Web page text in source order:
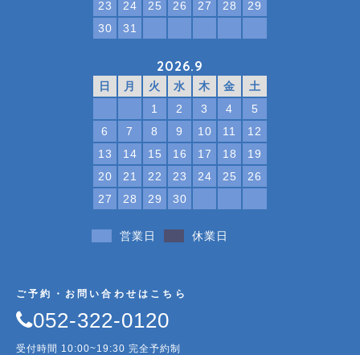
23
24 25 26 27 28
29
30
31
2026.9
日 月 火 水 木 金
土
1
2 3 4
5
6
7 8 9 10 11
12
13
14 15 16 17 18
19
20
21 22 23 24 25
26
27
28 29 30
営業日 休業日
ご予約・お問い合わせはこちら
052-322-0120
受付時間 10:00~19:30 完全予約制